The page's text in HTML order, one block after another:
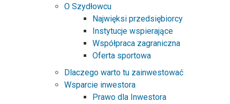
O Szydłowcu
Najwięksi przedsiębiorcy
Instytucje wspierające
Współpraca zagraniczna
Oferta sportowa
Dlaczego warto tu zainwestować
Wsparcie inwestora
Prawo dla Inwestora